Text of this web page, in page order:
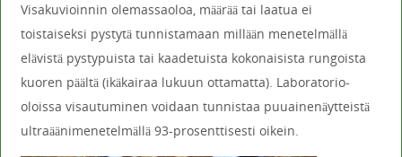
Visakuvioinnin olemassaoloa, määrää tai laatua ei
toistaiseksi pystytä tunnistamaan millään menetelmällä
elävistä pystypuista tai kaadetuista kokonaisista rungoista
kuoren päältä (ikäkairaa lukuun ottamatta). Laboratorio-
oloissa visautuminen voidaan tunnistaa puuainenäytteistä
ultraäänimenetelmällä 93-prosenttisesti oikein.